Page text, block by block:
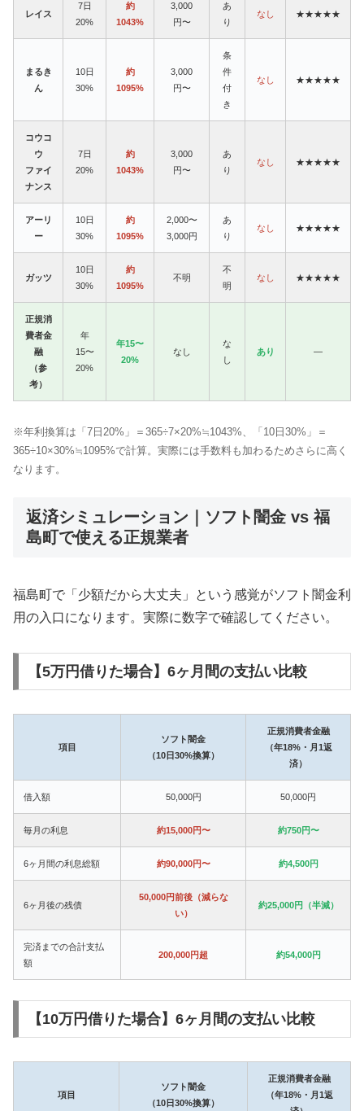
レイス
7日
20%
約
1043%
3,000
円〜
あ
り
なし ★★★★★
まるき
ん
10日
30%
約
1095%
3,000
円〜
条
件
付
き
なし ★★★★★
コウコ
ウ
ファイ
ナンス
7日
20%
約
1043%
3,000
円〜
あ
り
なし ★★★★★
アーリ
ー
10日
30%
約
1095%
2,000〜
3,000円
あ
り
なし ★★★★★
ガッツ
10日
30%
約
1095%
不明
不
明
なし ★★★★★
正規消
費者金
融
（参
考）
年
15〜
20%
年15〜
20%
なし
な
し
あり —
※年利換算は「7日20%」＝365÷7×20%≒1043%、「10日30%」＝
365÷10×30%≒1095%で計算。実際には手数料も加わるためさらに高く
なります。
返済シミュレーション｜ソフト闇金 vs 福
島町で使える正規業者
福島町で「少額だから大丈夫」という感覚がソフト闇金利
用の入口になります。実際に数字で確認してください。
【5万円借りた場合】6ヶ月間の支払い比較
項目
ソフト闇金
（10日30%換算）
正規消費者金融
（年18%・月1返
済）
借入額 50,000円 50,000円
毎月の利息 約15,000円〜 約750円〜
6ヶ月間の利息総額 約90,000円〜 約4,500円
6ヶ月後の残債
50,000円前後（減らな
い）
約25,000円（半減）
完済までの合計支払
額
200,000円超 約54,000円
【10万円借りた場合】6ヶ月間の支払い比較
項目
ソフト闇金
（10日30%換算）
正規消費者金融
（年18%・月1返